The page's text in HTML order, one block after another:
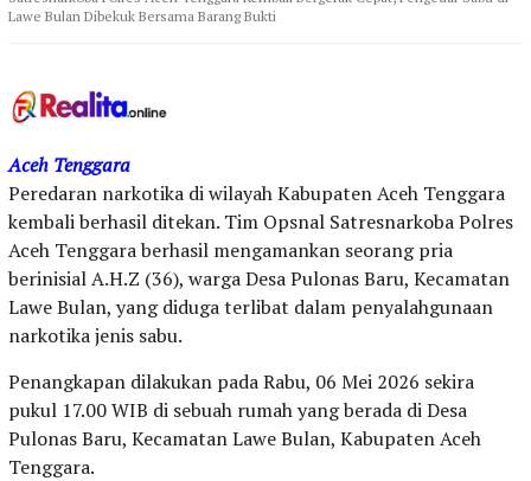
Lawe Bulan Dibekuk Bersama Barang Bukti
Aceh Tenggara
Peredaran narkotika di wilayah Kabupaten Aceh Tenggara
kembali berhasil ditekan. Tim Opsnal Satresnarkoba Polres
Aceh Tenggara berhasil mengamankan seorang pria
berinisial A.H.Z (36), warga Desa Pulonas Baru, Kecamatan
Lawe Bulan, yang diduga terlibat dalam penyalahgunaan
narkotika jenis sabu.
Penangkapan dilakukan pada Rabu, 06 Mei 2026 sekira
pukul 17.00 WIB di sebuah rumah yang berada di Desa
Pulonas Baru, Kecamatan Lawe Bulan, Kabupaten Aceh
Tenggara.